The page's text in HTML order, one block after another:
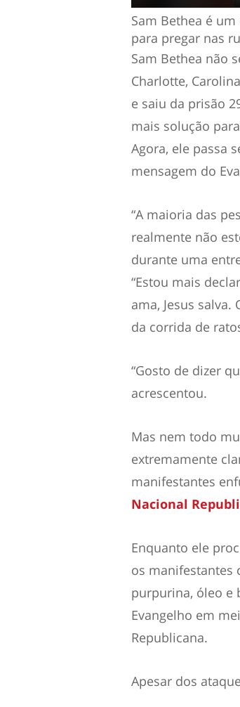
Sam Bethea é
para pregar nas
Sam Bethea não
Charlotte,
e saiu da prisão
mais solução
Agora, ele passa
mensagem do
“A maioria das
realmente não
durante uma
“Estou mais
ama, Jesus
da corrida de
“Gosto de dizer
acrescentou.
Mas nem todo
extremamente
manifestantes
Nacional
Enquanto ele
os manifestantes
purpurina, óleo e
Evangelho em
Republicana.
Apesar dos